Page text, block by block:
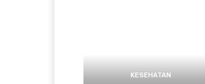
KESEHATAN